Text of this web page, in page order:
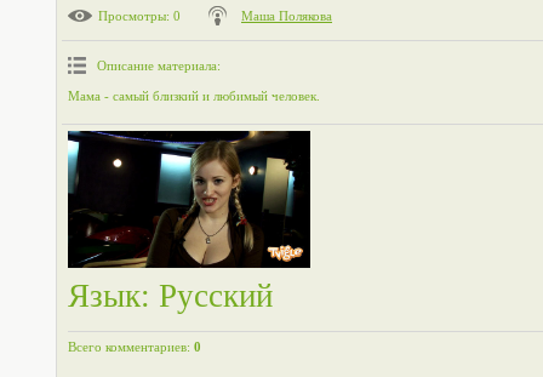
Просмотры: 0 Маша Полякова
Описание материала:
Мама - самый близкий и любимый человек.
Язык: Русский
Всего комментариев: 0